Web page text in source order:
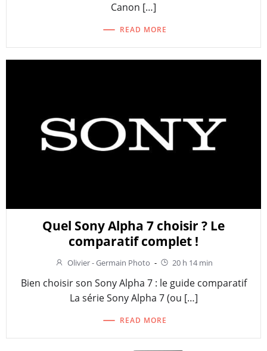
Canon […]
READ MORE
Quel Sony Alpha 7 choisir ? Le
comparatif complet !
Olivier - Germain Photo - 20 h 14 min
Bien choisir son Sony Alpha 7 : le guide comparatif
La série Sony Alpha 7 (ou […]
READ MORE